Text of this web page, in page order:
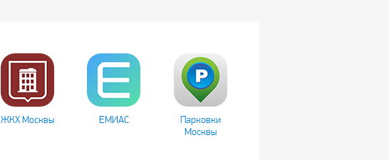
ЖКХ Москвы ЕМИАС
Парковки
Москвы